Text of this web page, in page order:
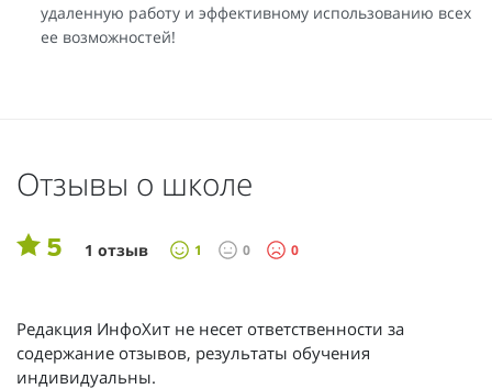
удаленную работу и эффективному использованию всех
ее возможностей!
Отзывы о школе
5 1 отзыв 1 0 0
Редакция ИнфоХит не несет ответственности за
содержание отзывов, результаты обучения
индивидуальны.